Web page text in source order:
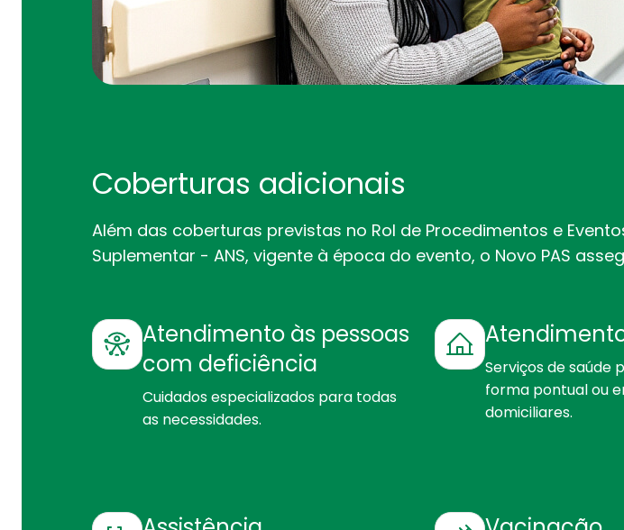
Coberturas adicionais
Além das coberturas previstas no Rol de Procedimentos e
Suplementar - ANS, vigente à época do evento, o Novo PAS
Atendimento às pessoas
com deficiência
Cuidados especializados para todas
as necessidades.
Serviços de saúde
forma pontual ou
domiciliares.